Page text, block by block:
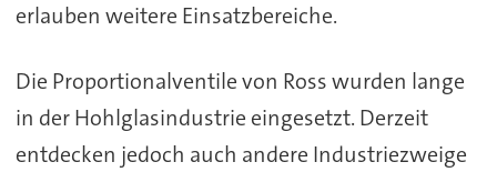
erlauben weitere Einsatzbereiche.
Die Proportionalventile von Ross wurden lange
in der Hohlglasindustrie eingesetzt. Derzeit
entdecken jedoch auch andere Industriezweige